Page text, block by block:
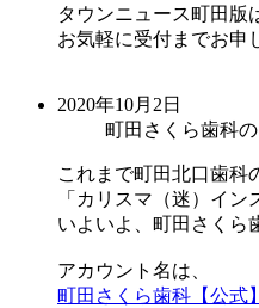
タウンニュース町田版
お気軽に受付までお申
2020年10月2日
町田さくら歯科
これまで町田北口歯科
「カリスマ（迷）イ
いよいよ、町田さくら
アカウント名は、
町田さくら歯科【公式